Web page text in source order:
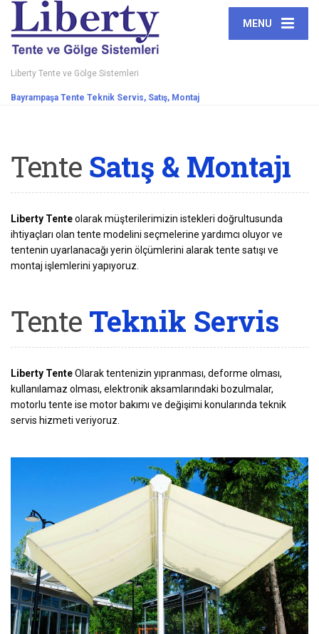
MENU
Liberty Tente ve Gölge Sistemleri
Bayrampaşa Tente Teknik Servis, Satış, Montaj
Tente Satış & Montajı
Liberty Tenteolarak müşterilerimizin istekleri doğrultusunda
ihtiyaçları olan tente modelini seçmelerine yardımcı oluyor ve
tentenin uyarlanacağı yerin ölçümlerini alarak tente satışı ve
montaj işlemlerini yapıyoruz.
Tente Teknik Servis
Liberty TenteOlarak tentenizin yıpranması, deforme olması,
kullanılamaz olması, elektronik aksamlarındaki bozulmalar,
motorlu tente ise motor bakımı ve değişimi konularında teknik
servis hizmeti veriyoruz.